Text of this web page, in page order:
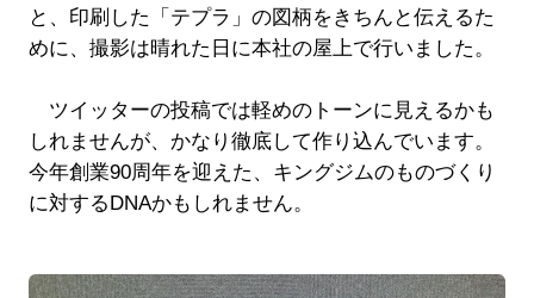
と、印刷した「テプラ」の図柄をきちんと伝えるた
めに、撮影は晴れた日に本社の屋上で行いました。
ツイッターの投稿では軽めのトーンに見えるかも
しれませんが、かなり徹底して作り込んでいます。
今年創業90周年を迎えた、キングジムのものづくり
に対するDNAかもしれません。